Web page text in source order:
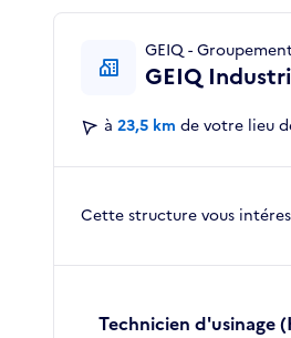
GEIQ -
GEIQ
à 23,5 km de votre lieu
Cette structure vous
Technicien d'usinage